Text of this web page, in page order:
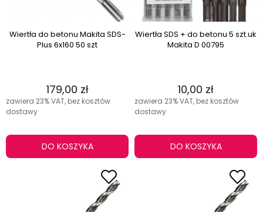
Wiertła do betonu Makita SDS-
Plus 6x160 50 szt
179,00 zł
zawiera 23% VAT, bez kosztów
dostawy
DO KOSZYKA
Wiertła SDS + do betonu 5 szt.uk
Makita D 00795
10,00 zł
zawiera 23% VAT, bez kosztów
dostawy
DO KOSZYKA